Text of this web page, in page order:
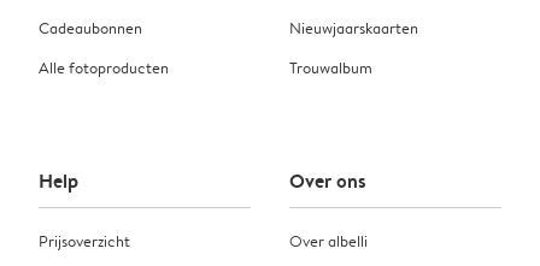
Cadeaubonnen
Alle fotoproducten
Nieuwjaarskaarten
Trouwalbum
Help
Prijsoverzicht
Over ons
Over albelli